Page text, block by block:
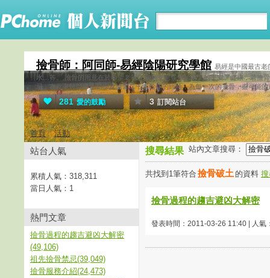
撿骨師：阿同師-易經陰陽研究學館 易經是中國最古老
水…等。 撿骨的用意在於希望老祖先能夠安息並帶給家人的平安、健康，若撿
忌。在此老師以畢生易學及撿骨二十年餘年的經驗，為每一次的撿骨，盡可能
281 愛的鼓勵 3 訂閱站台
首頁 活動
搜尋結果 站內文章搜尋：
共找到1筆符合 撿骨破土 的資料
撿骨過程的趨吉避凶大解密
發表時間：2011-03-26 11:40 | 人氣
站台人氣
累積人氣： 318,311
當日人氣： 1
熱門文章
撿骨過程的趨吉避凶大解密
(49,106)
祖先撿骨禁忌(39,049)
撿骨服務介紹(24,473)